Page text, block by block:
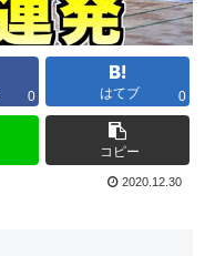
0 はてブ 0
コピー
2020.12.30